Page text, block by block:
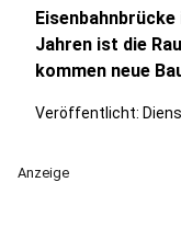
Jahren ist die
kommen neue
Veröffentlicht:
Anzeige